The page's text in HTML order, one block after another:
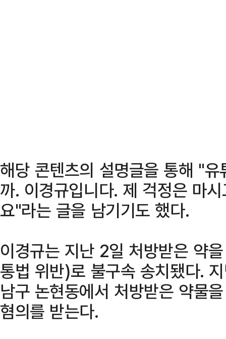
해당 콘텐츠의 설명글을 통해 "
까. 이경규입니다. 제 걱정은 마
요"라는 글을 남기기도 했다.
이경규는 지난 2일 처방받은 약
통법 위반)로 불구속 송치됐다.
남구 논현동에서 처방받은 약물
혐의를 받는다.